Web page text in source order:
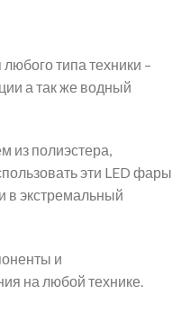
типа техники –
а так же водный
из полиэстера,
эти LED фары
в экстремальный
и
на любой технике.